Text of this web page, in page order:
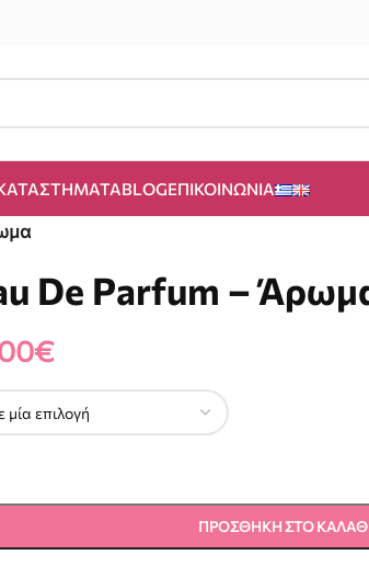
BLOGΕΠΙΚΟΙΝΩΝΊΑ
De Parfum –
€
ΠΡΟΣΘΉΚΗ ΣΤΟ